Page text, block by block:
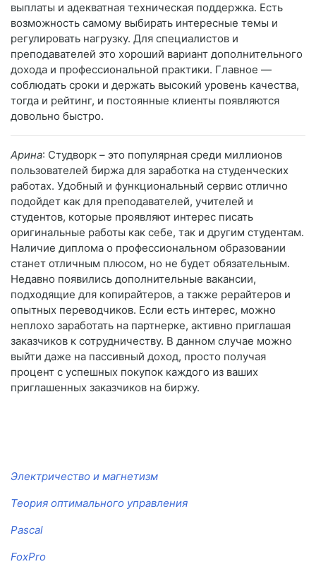
выплаты и адекватная техническая поддержка. Есть
возможность самому выбирать интересные темы и
регулировать нагрузку. Для специалистов и
преподавателей это хороший вариант дополнительного
дохода и профессиональной практики. Главное —
соблюдать сроки и держать высокий уровень качества,
тогда и рейтинг, и постоянные клиенты появляются
довольно быстро.
Арина: Студворк – это популярная среди миллионов
пользователей биржа для заработка на студенческих
работах. Удобный и функциональный сервис отлично
подойдет как для преподавателей, учителей и
студентов, которые проявляют интерес писать
оригинальные работы как себе, так и другим студентам.
Наличие диплома о профессиональном образовании
станет отличным плюсом, но не будет обязательным.
Недавно появились дополнительные вакансии,
подходящие для копирайтеров, а также рерайтеров и
опытных переводчиков. Если есть интерес, можно
неплохо заработать на партнерке, активно приглашая
заказчиков к сотрудничеству. В данном случае можно
выйти даже на пассивный доход, просто получая
процент с успешных покупок каждого из ваших
приглашенных заказчиков на биржу.
Электричество и магнетизм
Теория оптимального управления
Pascal
FoxPro